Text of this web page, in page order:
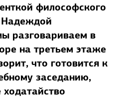
философского
разговариваем в
на третьем этаже
что готовится к
заседанию,